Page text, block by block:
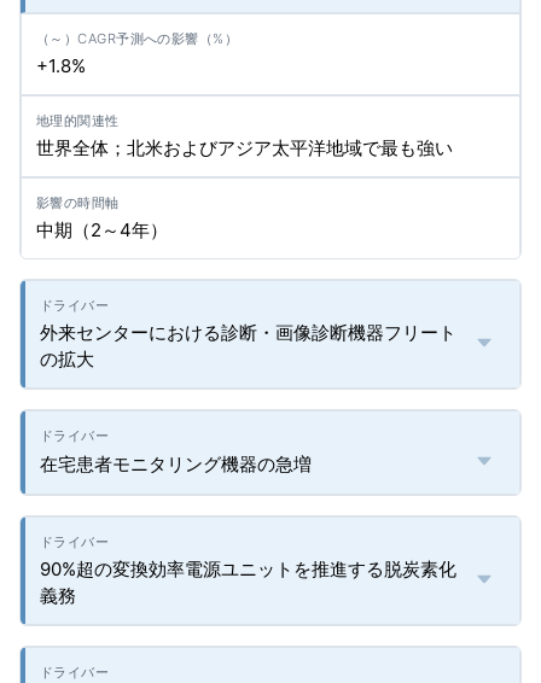
+1.8%
世界全体；北米およびアジア太平洋地域で最も強い
中期（2～4年）
外来センターにおける診断・画像診断機器フリート
の拡大
在宅患者モニタリング機器の急増
90%超の変換効率電源ユニットを推進する脱炭素化
義務